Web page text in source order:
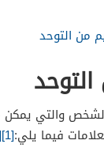
من التوحد
والتي يمكن
فيما يلي:[1]